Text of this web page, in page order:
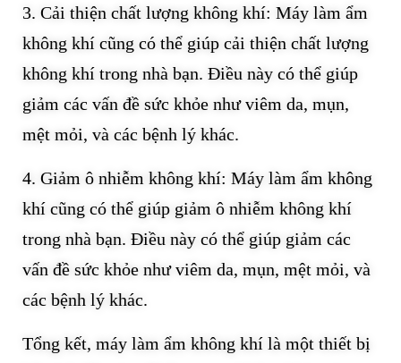
3. Cải thiện chất lượng không khí: Máy làm ẩm
không khí cũng có thể giúp cải thiện chất lượng
không khí trong nhà bạn. Điều này có thể giúp
giảm các vấn đề sức khỏe như viêm da, mụn,
mệt mỏi, và các bệnh lý khác.
4. Giảm ô nhiễm không khí: Máy làm ẩm không
khí cũng có thể giúp giảm ô nhiễm không khí
trong nhà bạn. Điều này có thể giúp giảm các
vấn đề sức khỏe như viêm da, mụn, mệt mỏi, và
các bệnh lý khác.
Tổng kết, máy làm ẩm không khí là một thiết bị